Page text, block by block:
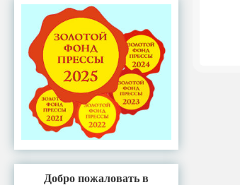
Добро пожаловать в